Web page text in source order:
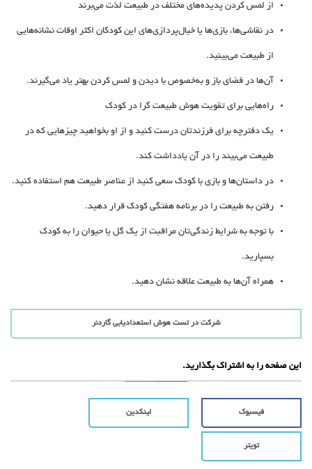
از لمس کردن پدیده‌های مختلف در طبیعت لذت می‌برند
در نقاشی‌ها، بازی‌ها یا خیال‌پردازی‌های این کودکان اکثر اوقات نشانه‌هایی
از طبیعت می‌بینید.
آن‌ها در فضای باز و به‌خصوص با دیدن و لمس کردن بهتر یاد می‌گیرند.
راه‌هایی برای تقویت هوش طبیعت گرا در کودک
یک دفترچه برای فرزندتان درست کنید و از او بخواهید چیزهایی که در
طبیعت می‌بیند را در آن یادداشت کند.
در داستان‌ها و بازی با کودک سعی کنید از عناصر طبیعت هم استفاده کنید.
رفتن به طبیعت را در برنامه هفتگی کودک قرار دهید.
با توجه به شرایط زندگی‌تان مراقبت از یک گل یا حیوان را به کودک
بسپارید.
همراه آن‌ها به طبیعت علاقه نشان دهید.
شرکت در تست هوش استعدادیابی گاردنر
این صفحه را به اشتراک بگذارید.
فیسبوک لینکدین
تویتر